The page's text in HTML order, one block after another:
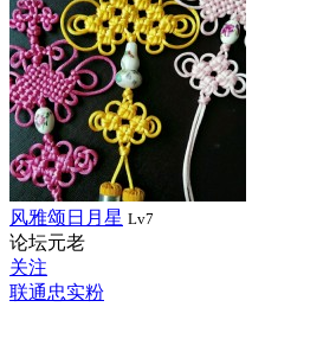
风雅颂日月星 Lv7
论坛元老
关注
联通忠实粉